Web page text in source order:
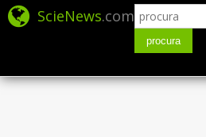
ScieNews.com
procura